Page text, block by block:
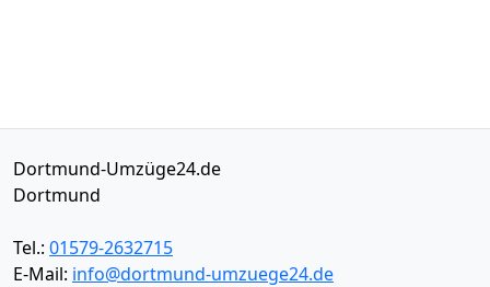
Dortmund-Umzüge24.de
Dortmund
Tel.: 01579-2632715
E-Mail: info@dortmund-umzuege24.de